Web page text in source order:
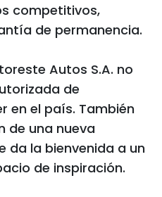
competitivos,
de permanencia.
Autos S.A. no
de
en el país. También
de una nueva
da la bienvenida a un
de inspiración.